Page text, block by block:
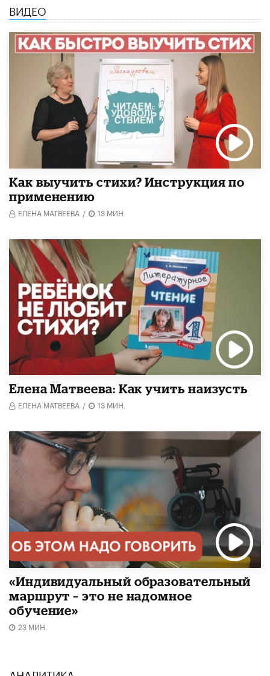
ВИДЕО
Как выучить стихи? Инструкция по
применению
ЕЛЕНА МАТВЕЕВА / 13 МИН.
Елена Матвеева: Как учить наизусть
ЕЛЕНА МАТВЕЕВА / 13 МИН.
«Индивидуальный образовательный
маршрут – это не надомное
обучение»
23 МИН.